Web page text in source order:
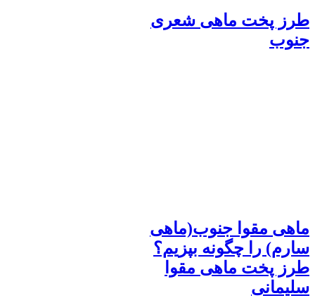
طرز پخت ماهی شعری
جنوب
ماهی مقوا جنوب(ماهی
سارم) را چگونه بپزیم؟
طرز پخت ماهی مقوا
سلیمانی